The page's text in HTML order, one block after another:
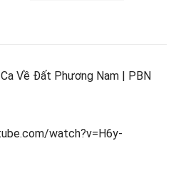
Về Đất Phương Nam | PBN
watch?v=H6y-